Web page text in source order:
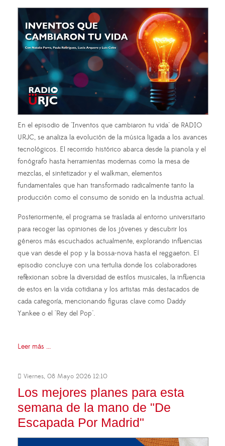
En el episodio de "Inventos que cambiaron tu vida" de RADIO
URJC, se analiza la evolución de la música ligada a los avances
tecnológicos. El recorrido histórico abarca desde la pianola y el
fonógrafo hasta herramientas modernas como la mesa de
mezclas, el sintetizador y el walkman, elementos
fundamentales que han transformado radicalmente tanto la
producción como el consumo de sonido en la industria actual.
Posteriormente, el programa se traslada al entorno universitario
para recoger las opiniones de los jóvenes y descubrir los
géneros más escuchados actualmente, explorando influencias
que van desde el pop y la bossa-nova hasta el reggaeton. El
episodio concluye con una tertulia donde los colaboradores
reflexionan sobre la diversidad de estilos musicales, la influencia
de estos en la vida cotidiana y los artistas más destacados de
cada categoría, mencionando figuras clave como Daddy
Yankee o el "Rey del Pop".
Leer más ...
Viernes, 08 Mayo 2026 12:10
Los mejores planes para esta
semana de la mano de "De
Escapada Por Madrid"